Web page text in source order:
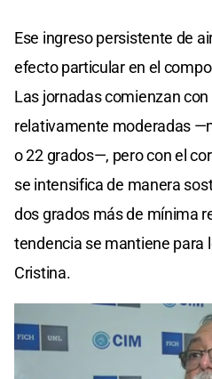
Ese ingreso persistente de
efecto particular en el
Las jornadas comienzan
relativamente moderadas
o 22 grados—, pero con el
se intensifica de manera
dos grados más de mínima
tendencia se mantiene para
Cristina.